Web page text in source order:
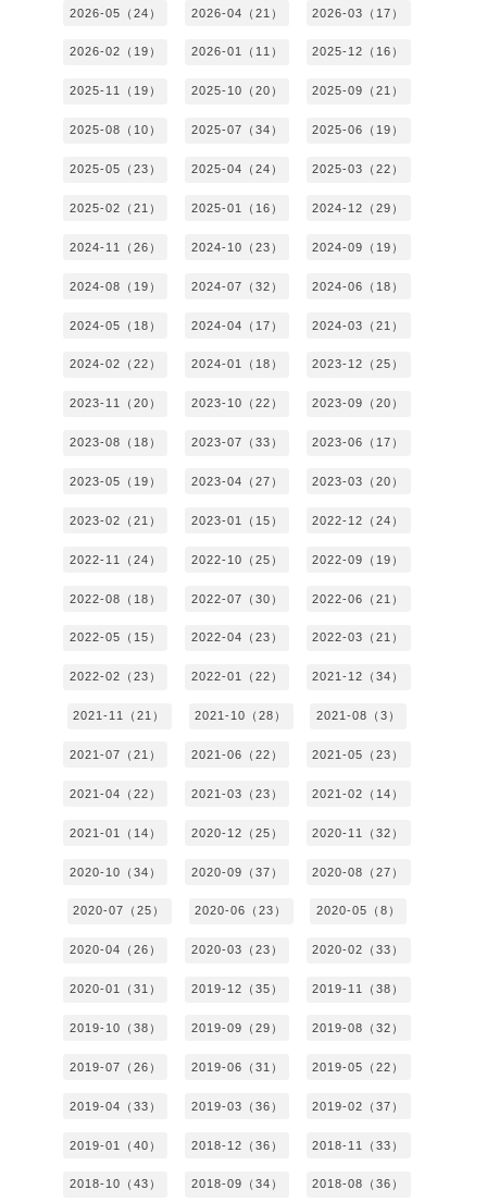
2026-05（24） 2026-04（21） 2026-03（17）
2026-02（19） 2026-01（11） 2025-12（16）
2025-11（19） 2025-10（20） 2025-09（21）
2025-08（10） 2025-07（34） 2025-06（19）
2025-05（23） 2025-04（24） 2025-03（22）
2025-02（21） 2025-01（16） 2024-12（29）
2024-11（26） 2024-10（23） 2024-09（19）
2024-08（19） 2024-07（32） 2024-06（18）
2024-05（18） 2024-04（17） 2024-03（21）
2024-02（22） 2024-01（18） 2023-12（25）
2023-11（20） 2023-10（22） 2023-09（20）
2023-08（18） 2023-07（33） 2023-06（17）
2023-05（19） 2023-04（27） 2023-03（20）
2023-02（21） 2023-01（15） 2022-12（24）
2022-11（24） 2022-10（25） 2022-09（19）
2022-08（18） 2022-07（30） 2022-06（21）
2022-05（15） 2022-04（23） 2022-03（21）
2022-02（23） 2022-01（22） 2021-12（34）
2021-11（21） 2021-10（28） 2021-08（3）
2021-07（21） 2021-06（22） 2021-05（23）
2021-04（22） 2021-03（23） 2021-02（14）
2021-01（14） 2020-12（25） 2020-11（32）
2020-10（34） 2020-09（37） 2020-08（27）
2020-07（25） 2020-06（23） 2020-05（8）
2020-04（26） 2020-03（23） 2020-02（33）
2020-01（31） 2019-12（35） 2019-11（38）
2019-10（38） 2019-09（29） 2019-08（32）
2019-07（26） 2019-06（31） 2019-05（22）
2019-04（33） 2019-03（36） 2019-02（37）
2019-01（40） 2018-12（36） 2018-11（33）
2018-10（43） 2018-09（34） 2018-08（36）